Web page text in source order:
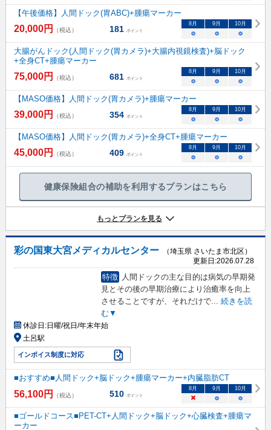
【午後価格】人間ドック(胃ABC)+腫瘍マーカー
20,000円 （税込） 181 ポイント
8 月 9 月 10月
○ ○ ○
大腸がんドック(人間ドック(胃カメラ)+大腸内視鏡検査)+脳ドック
+全身CT+腫瘍マーカー
75,000円 （税込） 681 ポイント
8 月 9 月 10月
○ ○ ○
【MASO価格】人間ドック(胃カメラ)+腫瘍マーカー
39,000円 （税込） 354 ポイント
8 月 9 月 10月
○ ○ ○
【MASO価格】人間ドック(胃カメラ)+全身CT+腫瘍マーカー
45,000円 （税込） 409 ポイント
8 月 9 月 10月
○ ○ ○
健康保険組合の補助を利用するプランはこちら
もっとプランを見る
彩の国東大宮メディカルセンター
（埼玉県 さいたま市北区）
更新日:2026.07.28
特徴 人間ドックの主な目的は病気の早期発
見とその後の早期治療により治癒率を向上
させることですが、それだけで... 続きを読
む▼
休診日:日曜/祝日/年末年始
土呂駅
インボイス制度に対応
■おすすめ■人間ドック+脳ドック+腫瘍マーカー+内臓脂肪CT
56,100円 （税込） 510 ポイント
8月 9月 10月
× ○ ○
■ゴールドコース■PET-CT+人間ドック+脳ドック+心臓検査+腫瘍マ
ーカー